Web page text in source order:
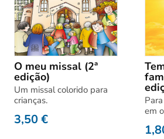
O meu missal (2ª
edição)
Um missal colorido para
crianças.
3,50€
em